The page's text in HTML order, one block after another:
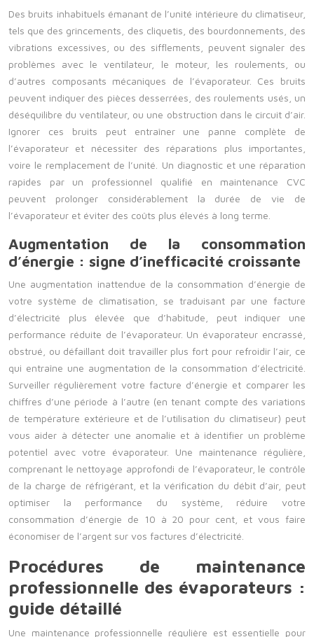
Des bruits inhabituels émanant de l’unité intérieure du climatiseur,
tels que des grincements, des cliquetis, des bourdonnements, des
vibrations excessives, ou des sifflements, peuvent signaler des
problèmes avec le ventilateur, le moteur, les roulements, ou
d’autres composants mécaniques de l’évaporateur. Ces bruits
peuvent indiquer des pièces desserrées, des roulements usés, un
déséquilibre du ventilateur, ou une obstruction dans le circuit d’air.
Ignorer ces bruits peut entraîner une panne complète de
l’évaporateur et nécessiter des réparations plus importantes,
voire le remplacement de l’unité. Un diagnostic et une réparation
rapides par un professionnel qualifié en maintenance CVC
peuvent prolonger considérablement la durée de vie de
l’évaporateur et éviter des coûts plus élevés à long terme.
Augmentation de la consommation
d’énergie : signe d’inefficacité croissante
Une augmentation inattendue de la consommation d’énergie de
votre système de climatisation, se traduisant par une facture
d’électricité plus élevée que d’habitude, peut indiquer une
performance réduite de l’évaporateur. Un évaporateur encrassé,
obstrué, ou défaillant doit travailler plus fort pour refroidir l’air, ce
qui entraîne une augmentation de la consommation d’électricité.
Surveiller régulièrement votre facture d’énergie et comparer les
chiffres d’une période à l’autre (en tenant compte des variations
de température extérieure et de l’utilisation du climatiseur) peut
vous aider à détecter une anomalie et à identifier un problème
potentiel avec votre évaporateur. Une maintenance régulière,
comprenant le nettoyage approfondi de l’évaporateur, le contrôle
de la charge de réfrigérant, et la vérification du débit d’air, peut
optimiser la performance du système, réduire votre
consommation d’énergie de 10 à 20 pour cent, et vous faire
économiser de l’argent sur vos factures d’électricité.
Procédures de maintenance
professionnelle des évaporateurs :
guide détaillé
Une maintenance professionnelle régulière est essentielle pour